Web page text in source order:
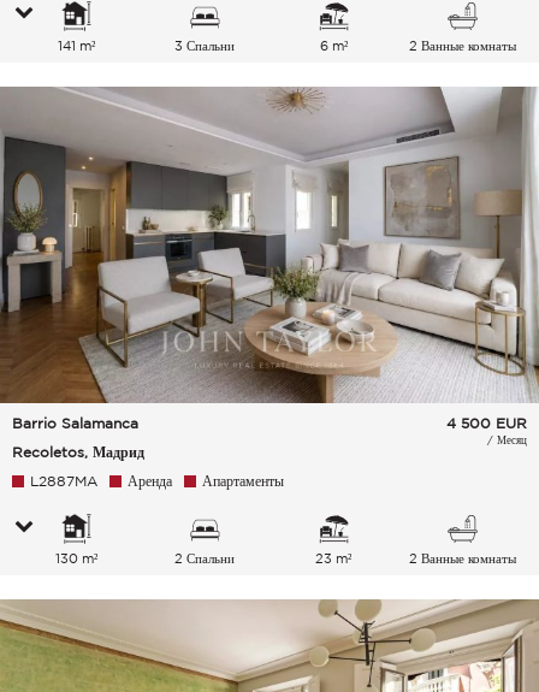
141 m² 3 Спальни 6 m² 2 Ванные комнаты
Barrio Salamanca
Recoletos, Мадрид
4 500 EUR
/ Месяц
L2887MA Аренда Апартаменты
130 m² 2 Спальни 23 m² 2 Ванные комнаты